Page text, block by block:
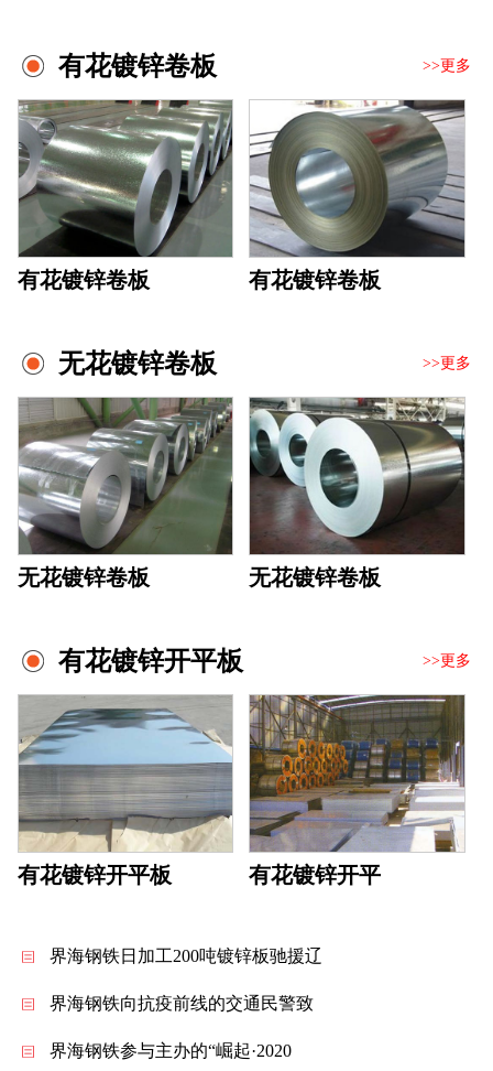
有花镀锌卷板 >>更多
有花镀锌卷板 有花镀锌卷板
无花镀锌卷板 >>更多
无花镀锌卷板 无花镀锌卷板
有花镀锌开平板 >>更多
有花镀锌开平板 有花镀锌开平
界海钢铁日加工200吨镀锌板驰援辽
界海钢铁向抗疫前线的交通民警致
界海钢铁参与主办的“崛起·2020